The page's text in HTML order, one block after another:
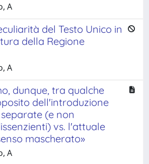
A
del Testo Unico in
della Regione
A
dunque, tra qualche
dell'introduzione
(e non
vs. l'attuale
mascherato»
A